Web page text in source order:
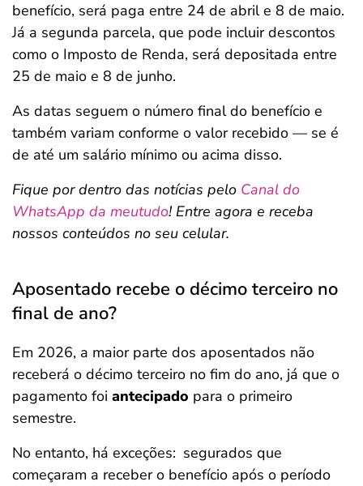
benefício, será paga entre 24 de abril e 8 de maio.
Já a segunda parcela, que pode incluir descontos
como o Imposto de Renda, será depositada entre
25 de maio e 8 de junho.
As datas seguem o número final do benefício e
também variam conforme o valor recebido — se é
de até um salário mínimo ou acima disso.
Fique por dentro das notícias pelo Canal do
WhatsApp da meutudo! Entre agora e receba
nossos conteúdos no seu celular.
Aposentado recebe o décimo terceiro no
final de ano?
Em 2026, a maior parte dos aposentados não
receberá o décimo terceiro no fim do ano, já que o
pagamento foi antecipado para o primeiro
semestre.
No entanto, há exceções: segurados que
começaram a receber o benefício após o período